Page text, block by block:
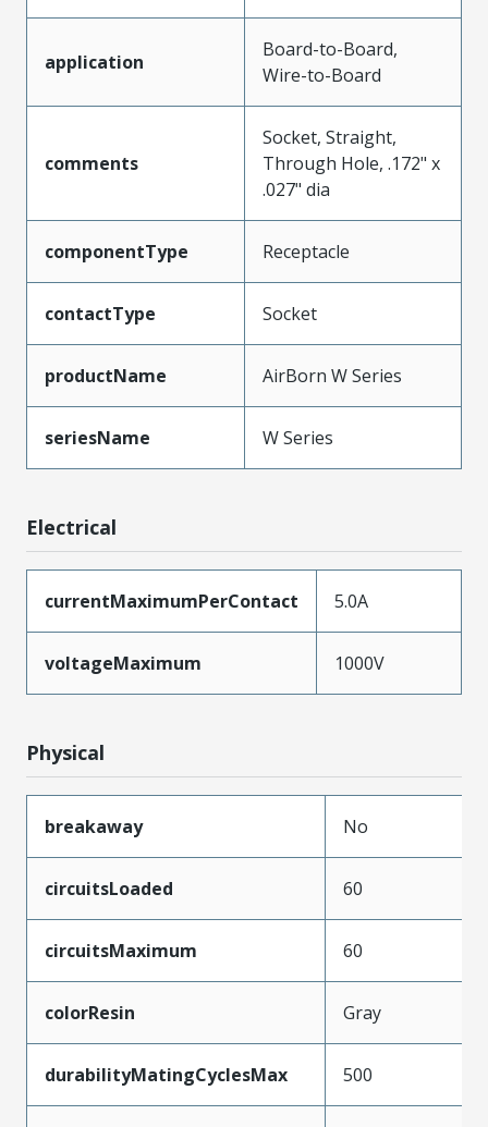
application
Board-to-Board,
Wire-to-Board
comments
Socket, Straight,
Through Hole, .172" x
.027" dia
componentType Receptacle
contactType Socket
productName AirBorn W Series
seriesName W Series
Electrical
currentMaximumPerContact 5.0A
voltageMaximum 1000V
Physical
breakaway No
circuitsLoaded 60
circuitsMaximum 60
colorResin Gray
durabilityMatingCyclesMax 500